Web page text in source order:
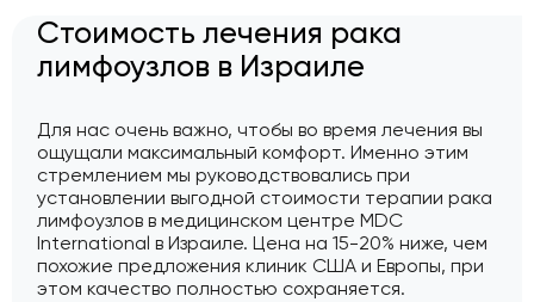
Стоимость лечения рака
лимфоузлов в Израиле
Для нас очень важно, чтобы во время лечения вы
ощущали максимальный комфорт. Именно этим
стремлением мы руководствовались при
установлении выгодной стоимости терапии рака
лимфоузлов в медицинском центре MDC
International в Израиле. Цена на 15-20% ниже, чем
похожие предложения клиник США и Европы, при
этом качество полностью сохраняется.